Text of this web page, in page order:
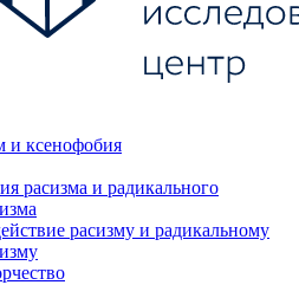
и ксенофобия
расизма и радикального
расизму и радикальному